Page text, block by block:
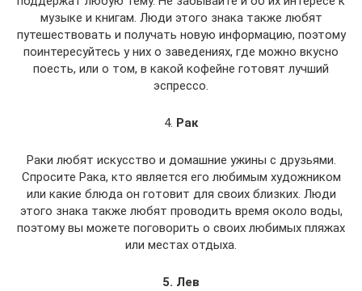
музыке и книгам. Люди этого знака также любят
путешествовать и получать новую информацию, поэтому
поинтересуйтесь у них о заведениях, где можно вкусно
поесть, или о том, в какой кофейне готовят лучший
эспрессо.
4. Рак
Раки любят искусство и домашние ужины с друзьями.
Спросите Рака, кто является его любимым художником
или какие блюда он готовит для своих близких. Люди
этого знака также любят проводить время около воды,
поэтому вы можете поговорить о своих любимых пляжах
или местах отдыха.
5. Лев